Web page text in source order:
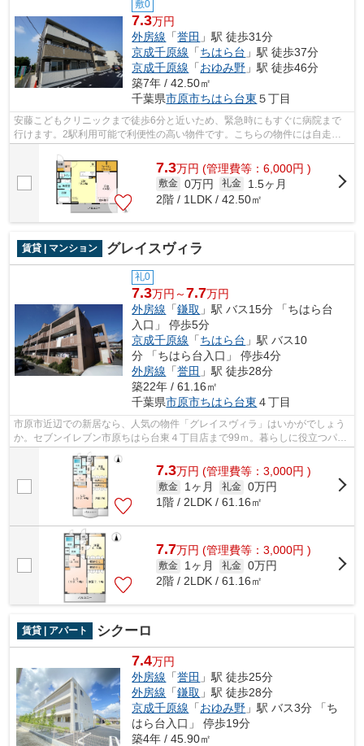
敷0
7.3万円
外房線 「誉田 」駅 徒歩31分
京成千原線 「ちはら台 」駅 徒歩37分
京成千原線 「おゆみ野 」駅 徒歩46分
築7年 / 42.50㎡
千葉県市原市ちはら台東 ５丁目
安藤こどもクリニックまで徒歩6分と近いため、緊急時にもすぐに病院まで
行けます。2駅利用可能で利便性の高い物件です。こちらの物件には自走式
7.3万円 (管理費等：6,000円 )
敷金 0万円 礼金
1.5ヶ月
2階 / 1LDK / 42.50㎡
賃貸 | マンション グレイスヴィラ
礼0
7.3万円～7.7万円
外房線 「鎌取 」駅 バス15分 「ちはら台
入口」 停歩5分
京成千原線 「ちはら台 」駅 バス10
分 「ちはら台入口」 停歩4分
外房線 「誉田 」駅 徒歩28分
築22年 / 61.16㎡
千葉県市原市ちはら台東 ４丁目
市原市近辺での新居なら、人気の物件「グレイスヴィラ」はいかがでしょう
か。セブンイレブン市原ちはら台東４丁目店まで99ｍ。暮らしに役立つパソ
コンをラクラク快適に、光ファイバー...
7.3万円 (管理費等：3,000円 )
敷金 1ヶ月 礼金 0万円
1階 / 2LDK / 61.16㎡
7.7万円 (管理費等：3,000円 )
敷金 1ヶ月 礼金 0万円
2階 / 2LDK / 61.16㎡
賃貸 | アパート シクーロ
7.4万円
外房線 「誉田 」駅 徒歩25分
外房線 「鎌取 」駅 徒歩28分
京成千原線 「おゆみ野 」駅 バス3分 「ち
はら台入口」 停歩19分
築4年 / 45.90㎡